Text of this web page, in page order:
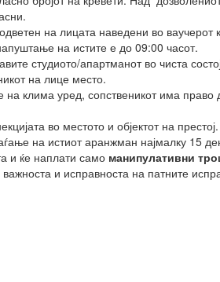
на лицата наведени во ваучерот
на истите е до 09:00 часот.
студиото/апартманот во чиста
на лице место.
клима уред, сопственикот има право
во местото и објектот на престој.
на истиот аранжман најмалку 15
и ќе наплати само манипулативни
и исправноста на патните